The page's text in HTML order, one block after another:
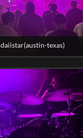
daiistar(austin-texas)